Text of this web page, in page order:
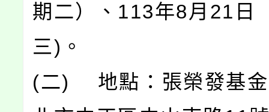
期二）、113年8月21日
三)。
(二) 地點：張榮發基金